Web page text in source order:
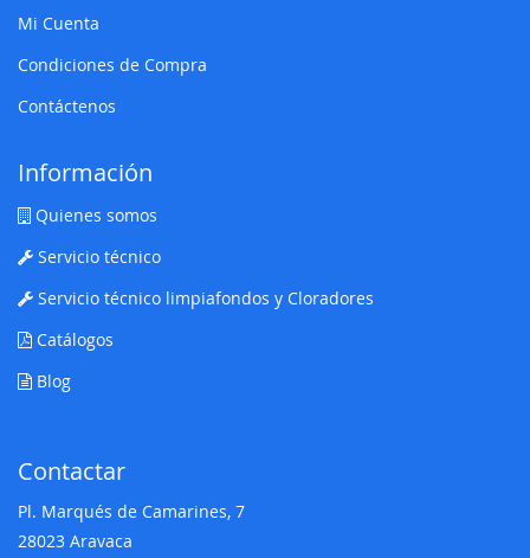
Mi Cuenta
Condiciones de Compra
Contáctenos
Información
Quienes somos
Servicio técnico
Servicio técnico limpiafondos y Cloradores
Catálogos
Blog
Contactar
Pl. Marqués de Camarines, 7
28023 Aravaca